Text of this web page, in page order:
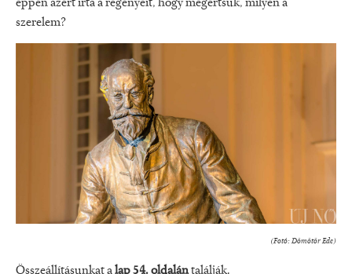
éppen azért írta a regényeit, hogy megértsük, milyen a
szerelem?
(Fotó: Dömötör Ede)
Összeállításunkat alap 54. oldalántalálják.